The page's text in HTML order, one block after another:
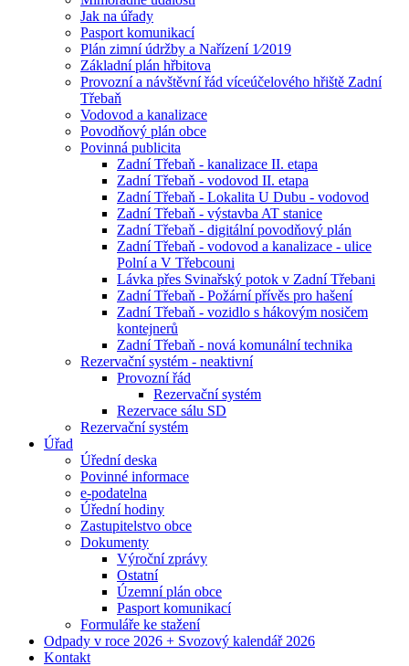
Jak na úřady
Pasport komunikací
Plán zimní údržby a Nařízení 1⁄2019
Základní plán hřbitova
Provozní a návštěvní řád víceúčelového hřiště Zadní
Třebaň
Vodovod a kanalizace
Povodňový plán obce
Povinná publicita
Zadní Třebaň - kanalizace II. etapa
Zadní Třebaň - vodovod II. etapa
Zadní Třebaň - Lokalita U Dubu - vodovod
Zadní Třebaň - výstavba AT stanice
Zadní Třebaň - digitální povodňový plán
Zadní Třebaň - vodovod a kanalizace - ulice
Polní a V Třebcouni
Lávka přes Svinařský potok v Zadní Třebani
Zadní Třebaň - Požární přívěs pro hašení
Zadní Třebaň - vozidlo s hákovým nosičem
kontejnerů
Zadní Třebaň - nová komunální technika
Rezervační systém - neaktivní
Provozní řád
Rezervační systém
Rezervace sálu SD
Rezervační systém
Úřad
Úřední deska
Povinné informace
e-podatelna
Úřední hodiny
Zastupitelstvo obce
Dokumenty
Výroční zprávy
Ostatní
Územní plán obce
Pasport komunikací
Formuláře ke stažení
Odpady v roce 2026 + Svozový kalendář 2026
Kontakt